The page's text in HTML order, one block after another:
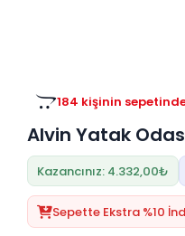
184 kişinin
61 kişinin favorisinde,
Alvin Yatak
Kazancınız: 4.332,00₺
Sepette Ekstra %10